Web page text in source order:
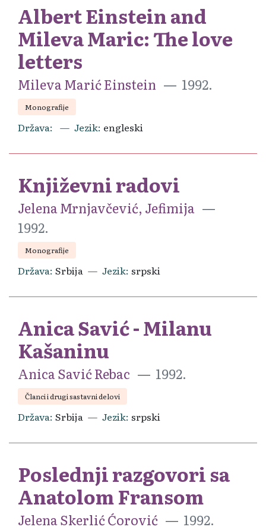
Albert Einstein and
Mileva Maric: The love
letters
Mileva Marić Einstein 1992.
Monografije
Država Jezik engleski
Književni radovi
Jelena Mrnjavčević, Jefimija
1992.
Monografije
Država Srbija Jezik srpski
Anica Savić - Milanu
Kašaninu
Anica Savić Rebac 1992.
Članci i drugi sastavni delovi
Država Srbija Jezik srpski
Poslednji razgovori sa
Anatolom Fransom
Jelena Skerlić Ćorović 1992.